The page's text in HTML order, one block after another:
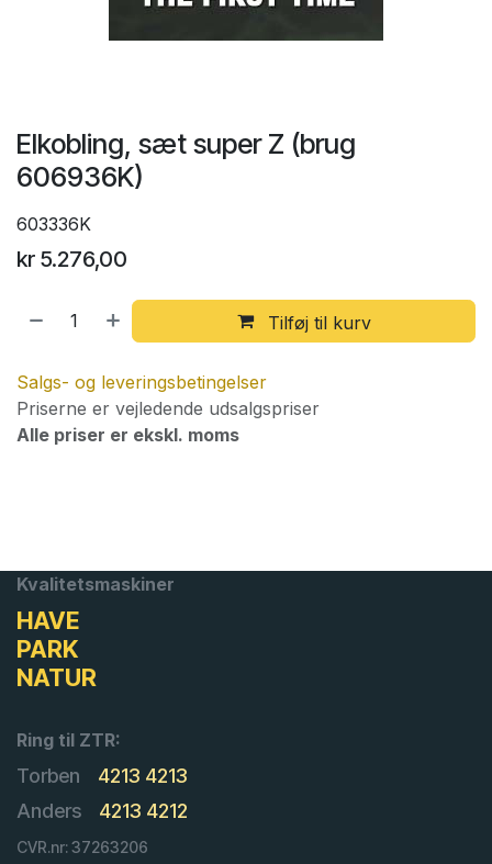
Elkobling, sæt super Z (brug
606936K)
603336K
kr 5.276,00
Tilføj til kurv
Salgs- og leveringsbetingelser
Priserne er vejledende udsalgspriser
Alle priser er ekskl. moms
Kvalitetsmaskiner
HAVE
PARK
NATUR
Ring til ZTR:
Torben
4213 4213
Anders
4213 4212
CVR.nr: 37263206